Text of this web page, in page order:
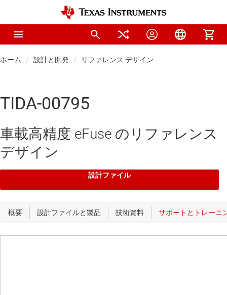
ホーム 設計と開発 リファレンス デザイン
TIDA-00795
車載高精度 eFuse のリファレンス
デザイン
設計ファイル